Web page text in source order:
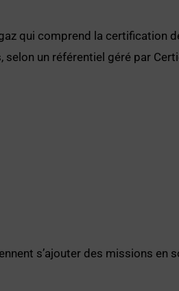
qui comprend la certification
un référentiel géré par
s’ajouter des missions en